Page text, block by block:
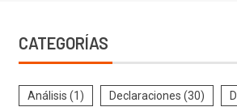
CATEGORÍAS
Análisis (1) Declaraciones (30)